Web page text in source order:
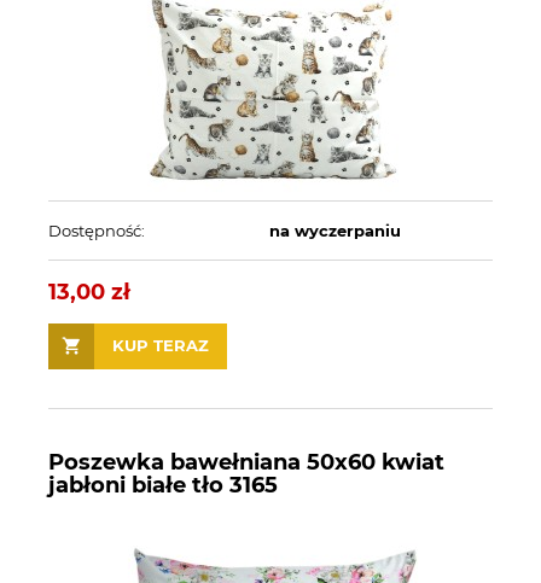
Dostępność: na wyczerpaniu
13,00 zł
KUP TERAZ
Poszewka bawełniana 50x60 kwiat
jabłoni białe tło 3165